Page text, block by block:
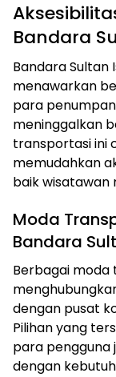
Bandara
Bandara Sultan
menawarkan
para
meninggalkan
transportasi ini
memudahkan
baik wisatawan
Moda
Bandara
Berbagai
dengan pusat
Pilihan yang
para pengguna
dengan